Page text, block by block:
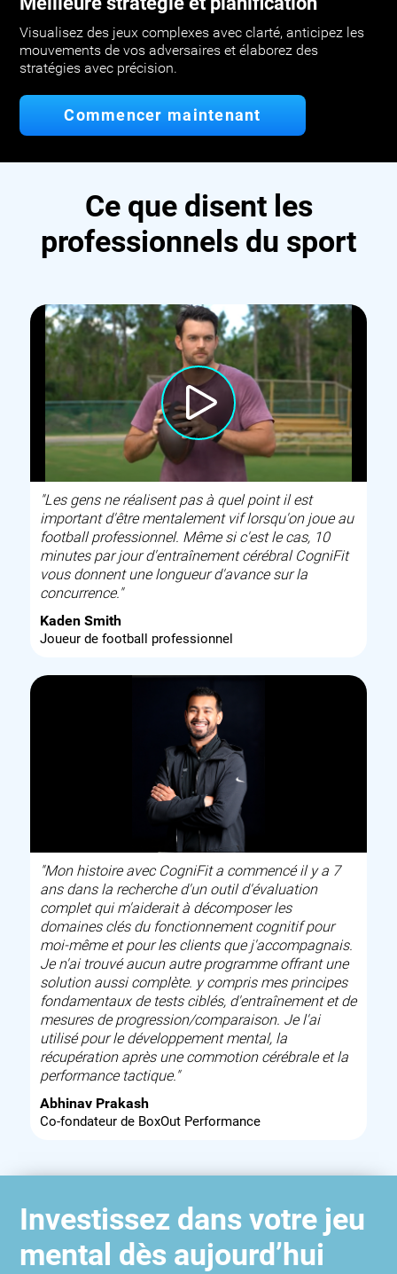
Visualisez des jeux complexes avec clarté, anticipez les
mouvements de vos adversaires et élaborez des
stratégies avec précision.
Commencer maintenant
Ce que disent les
professionnels du sport
"Les gens ne réalisent pas à quel point il est
important d'être mentalement vif lorsqu'on joue au
football professionnel. Même si c'est le cas, 10
minutes par jour d'entraînement cérébral CogniFit
vous donnent une longueur d'avance sur la
concurrence."
Kaden Smith
Joueur de football professionnel
"Mon histoire avec CogniFit a commencé il y a 7
ans dans la recherche d'un outil d'évaluation
complet qui m'aiderait à décomposer les
domaines clés du fonctionnement cognitif pour
moi-même et pour les clients que j'accompagnais.
Je n'ai trouvé aucun autre programme offrant une
solution aussi complète. y compris mes principes
fondamentaux de tests ciblés, d'entraînement et de
mesures de progression/comparaison. Je l'ai
utilisé pour le développement mental, la
récupération après une commotion cérébrale et la
performance tactique."
Abhinav Prakash
Co-fondateur de BoxOut Performance
Investissez dans votre jeu
mental dès aujourd’hui